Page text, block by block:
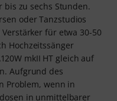
bis zu sechs Stunden.
oder Tanzstudios
für etwa 30-50
Hochzeitssänger
mkII HT gleich auf
Aufgrund des
Problem, wenn in
in unmittelbarer